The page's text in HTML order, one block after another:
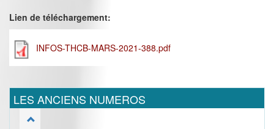
Lien de téléchargement:
INFOS-THCB-MARS-2021-388.pdf
LES ANCIENS NUMEROS